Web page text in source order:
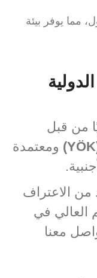
مما يوفر بيئة
من قبل
ومعتمدة
من الاعتراف
العالي في
معنا